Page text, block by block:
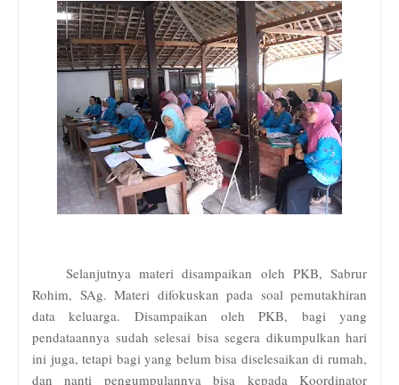
Selanjutnya materi disampaikan oleh PKB, Sabrur
Rohim, SAg. Materi difokuskan pada soal pemutakhiran
data keluarga. Disampaikan oleh PKB, bagi yang
pendataannya sudah selesai bisa segera dikumpulkan hari
ini juga, tetapi bagi yang belum bisa diselesaikan di rumah,
dan nanti pengumpulannya bisa kepada Koordinator